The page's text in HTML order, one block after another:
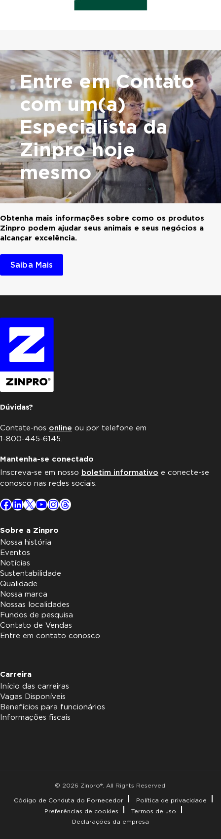
Entre em Contato
comum(a)
Especialistada
Zinpro hoje
mesmo
Obtenha mais informações sobre como os produtos
Zinpro podem ajudar seus animais e seus negócios a
alcançar excelência.
Saiba Mais
Dúvidas?
Contate-nos online ou por telefone em
1-800-445-6145.
Mantenha-se conectado
Inscreva-se em nosso boletim informativo e conecte-se
conosco nas redes sociais.
Facebook
LinkedIn
X YouTube
Instagram
Threads
Sobre a Zinpro
Nossa história
Eventos
Notícias
Sustentabilidade
Qualidade
Nossa marca
Nossas localidades
Fundos de pesquisa
Contato de Vendas
Entre em contato conosco
Carreira
Início das carreiras
Vagas Disponíveis
Benefícios para funcionários
Informações fiscais
© 2026 Zinpro®. All Rights Reserved.
Código de Conduta do Fornecedor
Política de privacidade
Preferências de cookies
Termos de uso
Declarações da empresa